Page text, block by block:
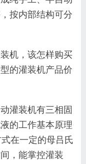
按内部结构可分
机，该怎样购买
的灌装机产品价
灌装机有三相固
的工作基本原理
在一定的母吕氏
，能掌控灌装